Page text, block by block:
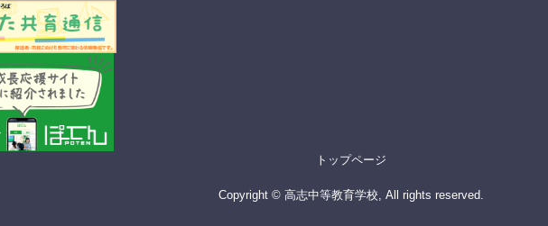
トップページ
Copyright © 高志中等教育学校, All rights reserved.